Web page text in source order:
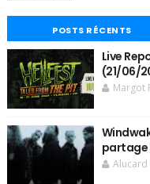
POSTS RÉCENTS
Live
(21/06/
Margot
partage
Alucard